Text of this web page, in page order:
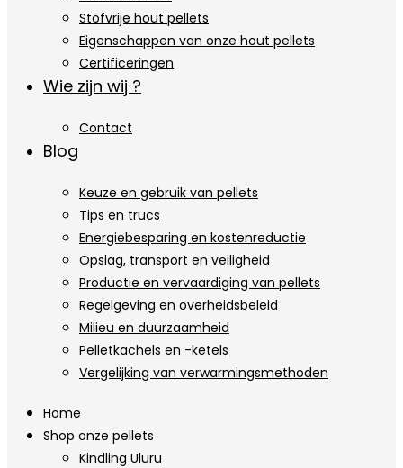
Stofvrije hout pellets
Eigenschappen van onze hout pellets
Certificeringen
Wie zijn wij ?
Contact
Blog
Keuze en gebruik van pellets
Tips en trucs
Energiebesparing en kostenreductie
Opslag, transport en veiligheid
Productie en vervaardiging van pellets
Regelgeving en overheidsbeleid
Milieu en duurzaamheid
Pelletkachels en -ketels
Vergelijking van verwarmingsmethoden
Home
Shop onze pellets
Kindling Uluru